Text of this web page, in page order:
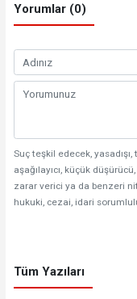
Yorumlar (0)
Suç teşkil edecek,
aşağılayıcı, küçük
zarar verici ya da benzeri
hukuki, cezai, idari
Tüm Yazıları